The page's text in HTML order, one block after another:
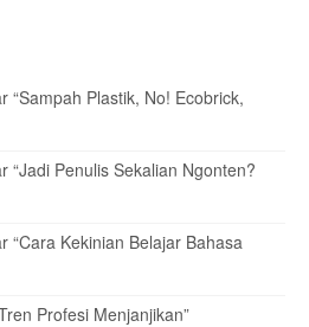
“Sampah Plastik, No! Ecobrick,
“Jadi Penulis Sekalian Ngonten?
“Cara Kekinian Belajar Bahasa
Profesi Menjanjikan”